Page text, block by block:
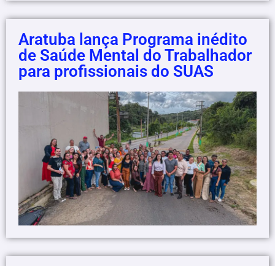
Aratuba lança Programa inédito
de Saúde Mental do Trabalhador
para profissionais do SUAS